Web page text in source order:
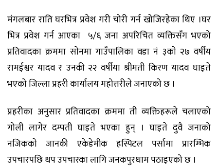
मंगलबार राति घरभित्र प्रवेश गरी चोरी गर्न खोजिरहेका थिए ।घर
भित्र प्रवेश गर्न आएका ५/६ जना अपरिचित व्यक्तिसँग भएको
प्रतिवादका क्रममा साेनमा गाउँपालिका वडा नं ३काे २७ वर्षीय
रामईश्वर यादव र उनकी २२ वर्षीया श्रीमती किरण यादव घाइते
भएको जिल्ला प्रहरी कार्यालय महोत्तरीले जनाएको छ ।
प्रहरीका अनुसार प्रतिवादका क्रममा ती व्यक्तिहरूले चलाएको
गोली लागेर दम्पती घाइते भएका हुन् । घाइते दुवै जनाको
नजिककाे जानकी एकेडेमीक हस्पिटल पर्सामा प्रारम्भिक
उपचारपछि थप उपचारका लागि जनकपुरधाम पठाइएको छ ।